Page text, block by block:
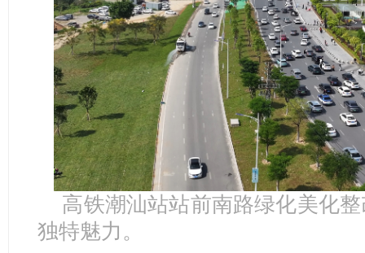
高铁潮汕站站前南路绿化美化
独特魅力。